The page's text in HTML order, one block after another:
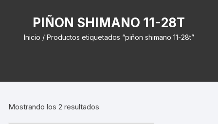
PIÑON SHIMANO 11-28T
Inicio / Productos etiquetados “piñon shimano 11-28t”
Mostrando los 2 resultados